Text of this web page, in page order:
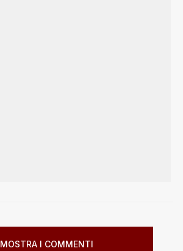
MOSTRA I COMMENTI